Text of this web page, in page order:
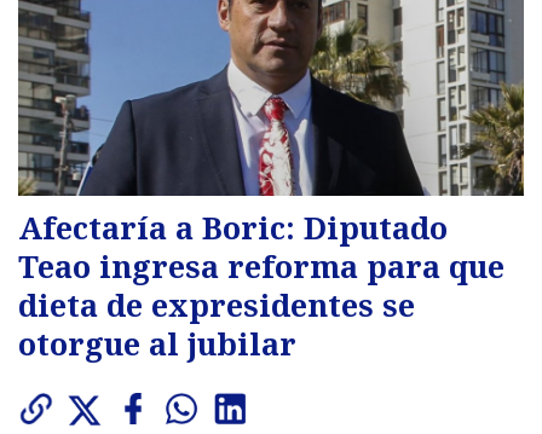
Afectaría a Boric: Diputado
Teao ingresa reforma para que
dieta de expresidentes se
otorgue al jubilar